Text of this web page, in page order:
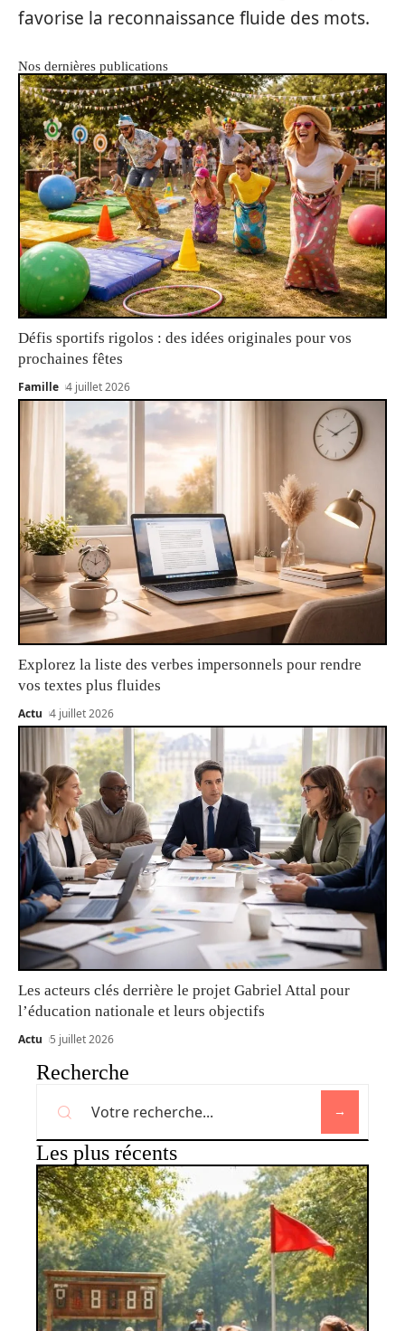
favorise la reconnaissance fluide des mots.
Nos dernières publications
Défis sportifs rigolos : des idées originales pour vos
prochaines fêtes
Famille 4 juillet 2026
Explorez la liste des verbes impersonnels pour rendre
vos textes plus fluides
Actu 4 juillet 2026
Les acteurs clés derrière le projet Gabriel Attal pour
l’éducation nationale et leurs objectifs
Actu 5 juillet 2026
Recherche
Les plus récents